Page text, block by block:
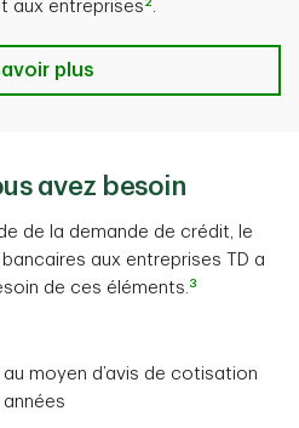
aux entreprises 2 .
votre exploitation
plus
avez besoin
de la demande de crédit, le
aux entreprises TD a
de ces éléments. 3
moyen d’avis de cotisation